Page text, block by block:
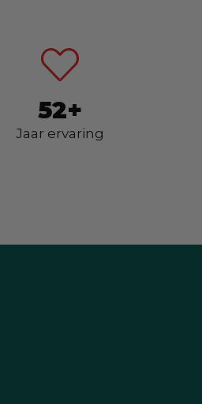
52+
Jaar ervaring